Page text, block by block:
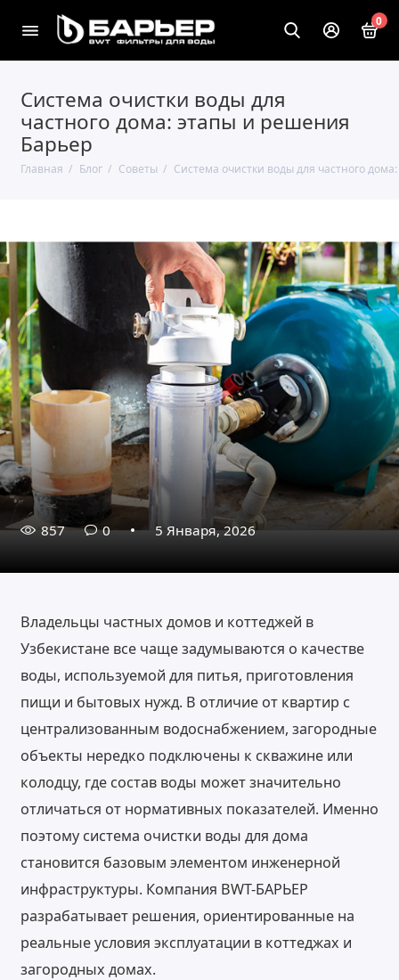
0
Система очистки воды для
частного дома: этапы и решения
Барьер
Главная Блог Советы Система очистки воды для частного
857 0 5 Января, 2026
Владельцы частных домов и коттеджей в
Узбекистане все чаще задумываются о качестве
воды, используемой для питья, приготовления
пищи и бытовых нужд. В отличие от квартир с
централизованным водоснабжением, загородные
объекты нередко подключены к скважине или
колодцу, где состав воды может значительно
отличаться от нормативных показателей. Именно
поэтому система очистки воды для дома
становится базовым элементом инженерной
инфраструктуры. Компания BWT-БАРЬЕР
разрабатывает решения, ориентированные на
реальные условия эксплуатации в коттеджах и
загородных домах.